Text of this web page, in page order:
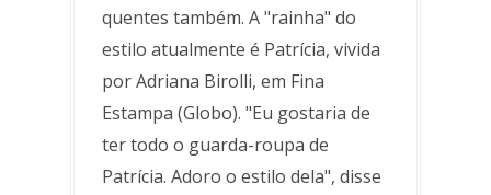
quentes também. A "rainha" do
estilo atualmente é Patrícia, vivida
por Adriana Birolli, em Fina
Estampa (Globo). "Eu gostaria de
ter todo o guarda-roupa de
Patrícia. Adoro o estilo dela", disse